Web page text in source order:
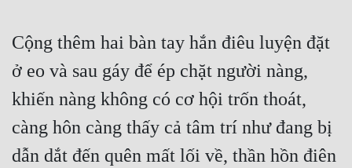
Cộng thêm hai bàn tay hắn điêu luyện đặt
ở eo và sau gáy để ép chặt người nàng,
khiến nàng không có cơ hội trốn thoát,
càng hôn càng thấy cả tâm trí như đang bị
dẫn dắt đến quên mất lối về, thần hồn điên